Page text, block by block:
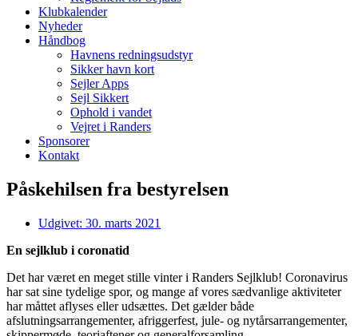
Klubkalender
Nyheder
Håndbog
Havnens redningsudstyr
Sikker havn kort
Sejler Apps
Sejl Sikkert
Ophold i vandet
Vejret i Randers
Sponsorer
Kontakt
Påskehilsen fra bestyrelsen
Udgivet: 30. marts 2021
En sejlklub i coronatid
Det har været en meget stille vinter i Randers Sejlklub! Coronavirus
har sat sine tydelige spor, og mange af vores sædvanlige aktiviteter
har måttet aflyses eller udsættes. Det gælder både
afslutningsarrangementer, afriggerfest, jule- og nytårsarrangementer,